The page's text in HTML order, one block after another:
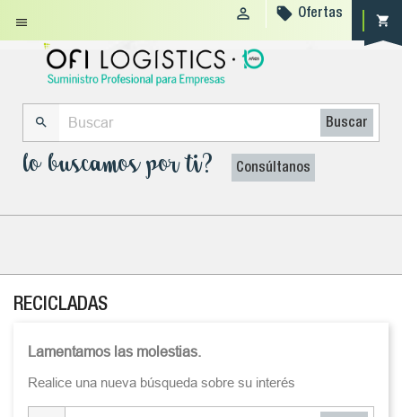
 shopping_cart
  Ofertas
 Buscar
lo buscamos por ti? Consúltanos
RECICLADAS
Lamentamos las molestias.
Realice una nueva búsqueda sobre su interés